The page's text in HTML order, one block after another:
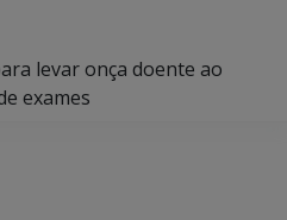
levar onça doente ao
exames